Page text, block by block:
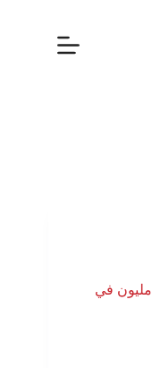
اسمنت الجنوب تحقق ارباحا تبلغ 337.3 مليون في